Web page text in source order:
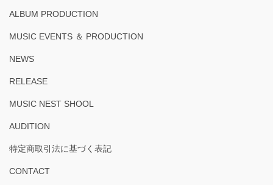
ALBUM PRODUCTION
MUSIC EVENTS ＆ PRODUCTION
NEWS
RELEASE
MUSIC NEST SHOOL
AUDITION
特定商取引法に基づく表記
CONTACT